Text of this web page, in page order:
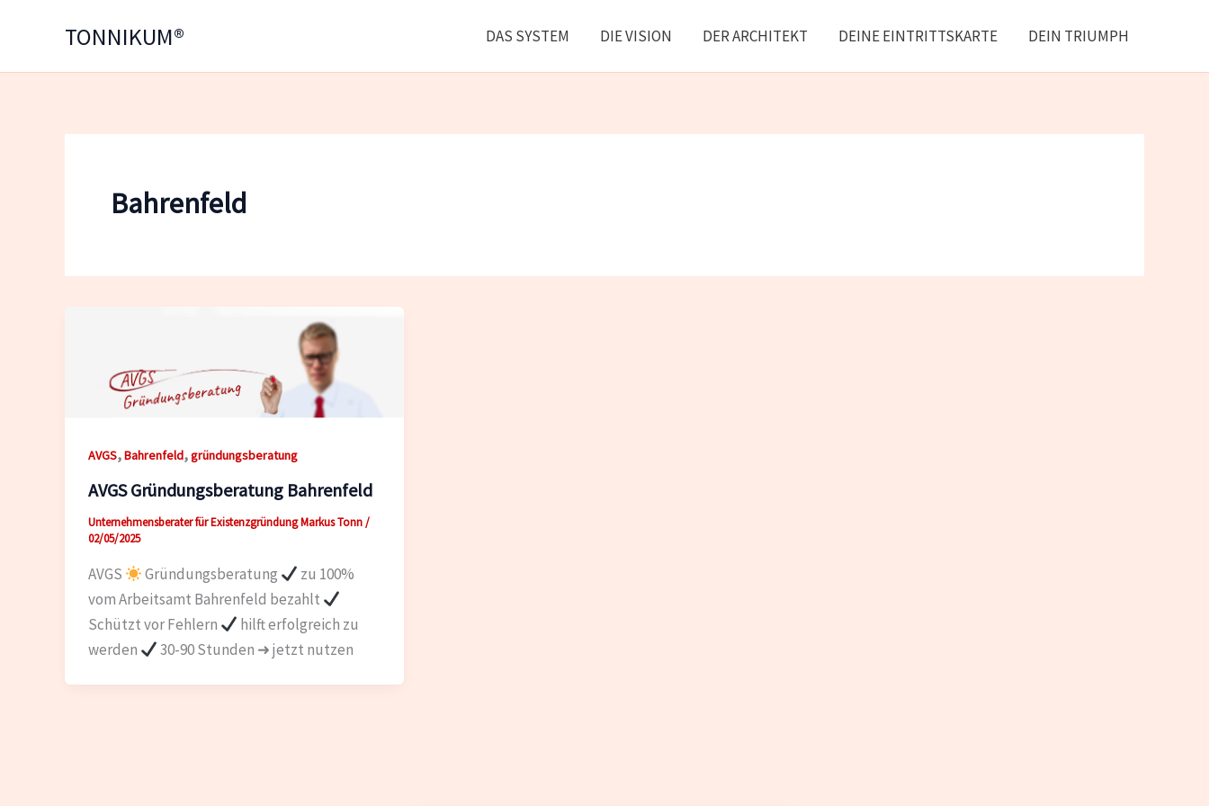
TONNIKUM® DAS SYSTEM DIE VISION DER ARCHITEKT DEINE EINTRITTSKARTE DEIN TRIUMPH
Bahrenfeld
AVGS,Bahrenfeld,gründungsberatung
AVGS Gründungsberatung Bahrenfeld
Unternehmensberater für Existenzgründung Markus Tonn/
02/05/2025
AVGS Gründungsberatung
zu 100%
vom Arbeitsamt Bahrenfeld bezahlt
Schützt vor Fehlern
hilft erfolgreich zu
werden
30-90 Stunden ➜ jetzt nutzen